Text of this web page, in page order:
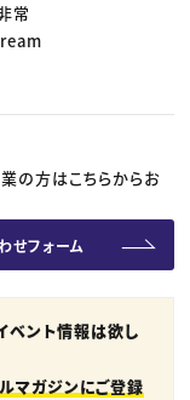
常
の方はこちらからお
せフォーム
ベント情報は欲し
マガジンにご登録